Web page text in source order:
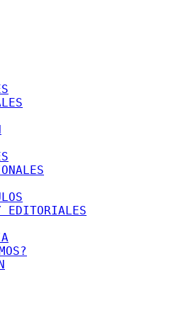
EDITORIALES